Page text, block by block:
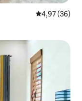
Évaluation
4,97 (36)